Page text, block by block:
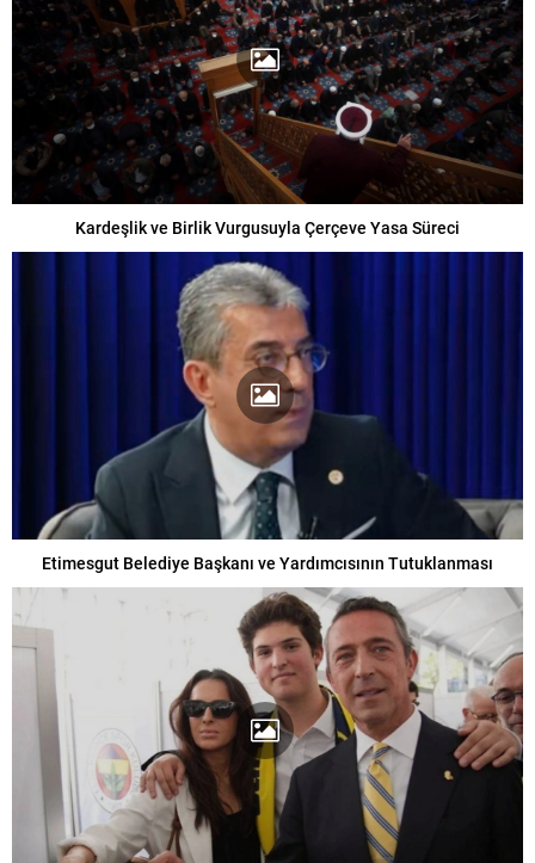
Kardeşlik ve Birlik Vurgusuyla Çerçeve Yasa Süreci
Etimesgut Belediye Başkanı ve Yardımcısının Tutuklanması